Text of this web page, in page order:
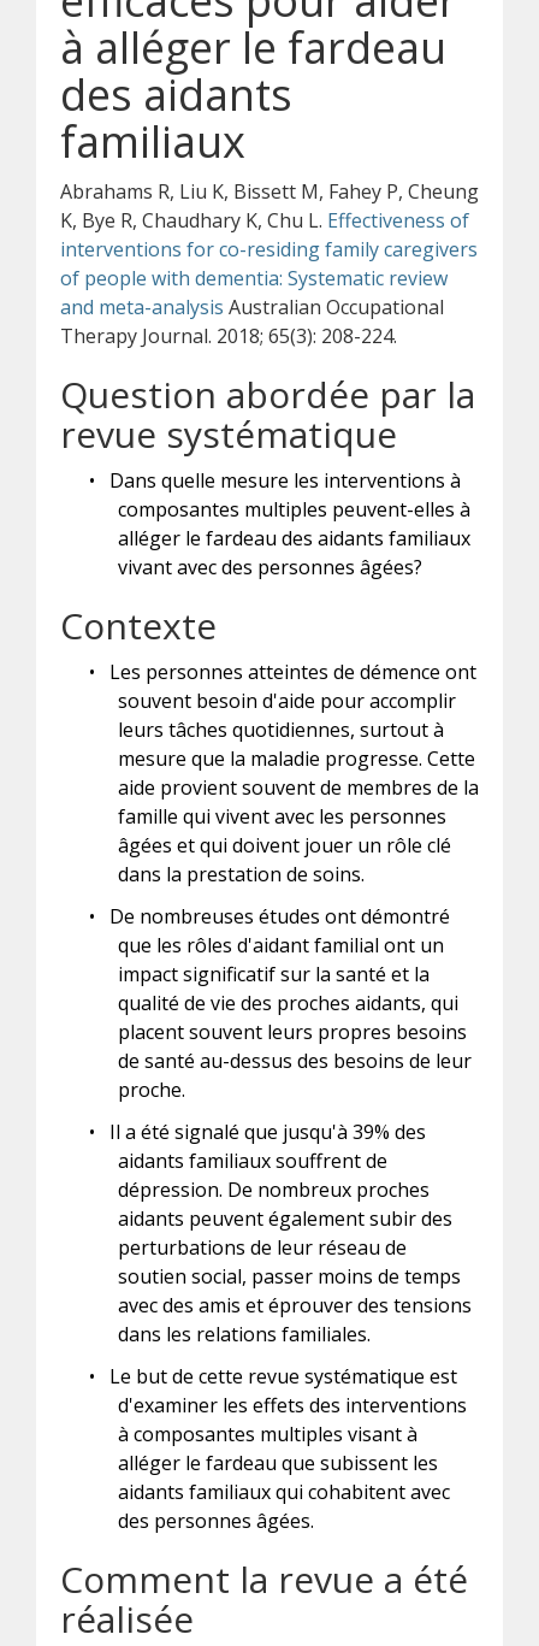
à alléger le fardeau
des aidants
familiaux
Abrahams R, Liu K, Bissett M, Fahey P, Cheung
K, Bye R, Chaudhary K, Chu L. Effectiveness of
interventions for co-residing family caregivers
of people with dementia: Systematic review
and meta-analysis Australian Occupational
Therapy Journal. 2018; 65(3): 208-224.
Question abordée par la
revue systématique
•
Dans quelle mesure les interventions à
composantes multiples peuvent-elles à
alléger le fardeau des aidants familiaux
vivant avec des personnes âgées?
Contexte
•
Les personnes atteintes de démence ont
souvent besoin d'aide pour accomplir
leurs tâches quotidiennes, surtout à
mesure que la maladie progresse. Cette
aide provient souvent de membres de la
famille qui vivent avec les personnes
âgées et qui doivent jouer un rôle clé
dans la prestation de soins.
•
De nombreuses études ont démontré
que les rôles d'aidant familial ont un
impact significatif sur la santé et la
qualité de vie des proches aidants, qui
placent souvent leurs propres besoins
de santé au-dessus des besoins de leur
proche.
•
Il a été signalé que jusqu'à 39% des
aidants familiaux souffrent de
dépression. De nombreux proches
aidants peuvent également subir des
perturbations de leur réseau de
soutien social, passer moins de temps
avec des amis et éprouver des tensions
dans les relations familiales.
•
Le but de cette revue systématique est
d'examiner les effets des interventions
à composantes multiples visant à
alléger le fardeau que subissent les
aidants familiaux qui cohabitent avec
des personnes âgées.
Comment la revue a été
réalisée